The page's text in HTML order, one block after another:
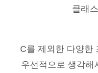
클래
C를 제외한 다양한
우선적으로 생각해